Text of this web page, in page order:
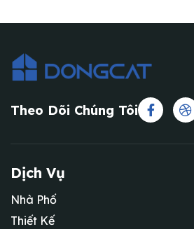
Theo Dõi Chúng Tôi
Dịch Vụ
Nhà Phố
Thiết Kế